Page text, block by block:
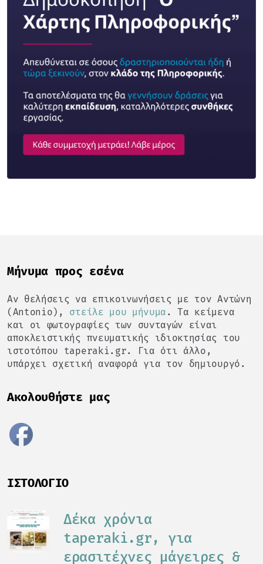
Mήνυμα προς εσένα
Αν θελήσεις να επικοινωνήσεις με τον Αντώνη
(Antonio), στείλε μου μήνυμα . Τα κείμενα
και οι φωτογραφίες των συνταγών είναι
αποκλειστικής πνευματικής ιδιοκτησίας του
ιστοτόπου taperaki.gr. Για ότι άλλο,
υπάρχει σχετική αναφορά για τον δημιουργό.
Ακολουθήστε μας
ΙΣΤΟΛΌΓΙΟ
Δέκα χρόνια
taperaki.gr, για
ερασιτέχνες μάγειρες &